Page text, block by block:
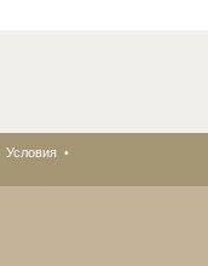
Условия •